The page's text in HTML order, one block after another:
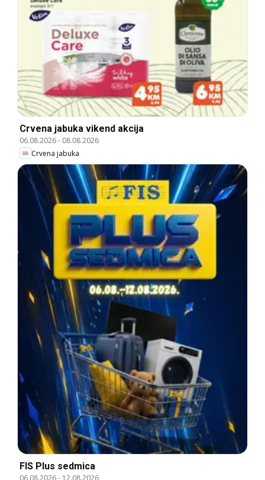
Crvena jabuka vikend akcija
06.08.2026- 08.08.2026
Crvena jabuka
FIS Plus sedmica
06.08.2026- 12.08.2026